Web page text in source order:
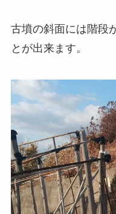
古墳の斜面には階段
とが出来ます。